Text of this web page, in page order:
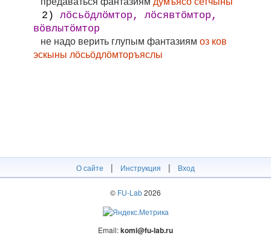
2)
лӧсьӧдлӧмтор, лӧсявтӧмтор,
вӧвлытӧмтор
не надо верить глупым фантазиям оз ков
эскыны лӧсьӧдлӧмторъяслы
О сайте | Инструкция | Вход
© FU-Lab2026
Email:komi@fu-lab.ru